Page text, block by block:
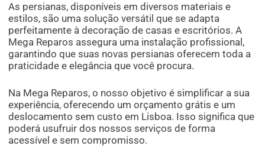
As persianas, disponíveis em diversos materiais e
estilos, são uma solução versátil que se adapta
perfeitamente à decoração de casas e escritórios. A
Mega Reparos assegura uma instalação profissional,
garantindo que suas novas persianas oferecem toda a
praticidade e elegância que você procura.
Na Mega Reparos, o nosso objetivo é simplificar a sua
experiência, oferecendo um orçamento grátis e um
deslocamento sem custo em Lisboa. Isso significa que
poderá usufruir dos nossos serviços de forma
acessível e sem compromisso.